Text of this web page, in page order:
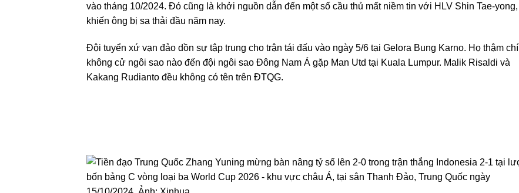
vào tháng 10/2024. Đó cũng là khởi nguồn dẫn đến một số cầu thủ mất niềm tin với HLV Shin Tae-yong,
khiến ông bị sa thải đầu năm nay.
Đội tuyển xứ vạn đảo dồn sự tập trung cho trận tái đấu vào ngày 5/6 tại Gelora Bung Karno. Họ thậm chí
không cử ngôi sao nào đến đội ngôi sao Đông Nam Á gặp Man Utd tại Kuala Lumpur. Malik Risaldi và
Kakang Rudianto đều không có tên trên ĐTQG.